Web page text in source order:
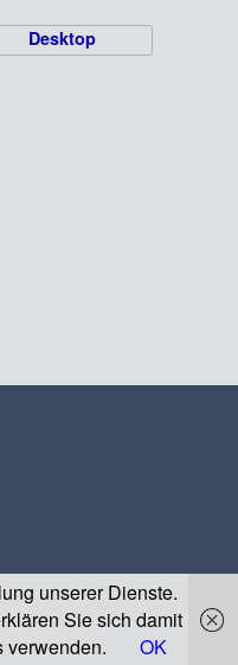
Desktop
unserer Dienste.
Sie sich damit
verwenden.
OK